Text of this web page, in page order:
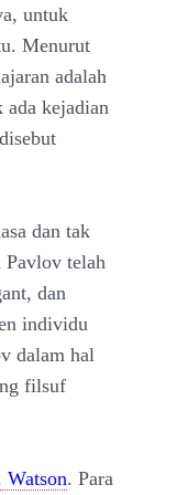
untuk
Menurut
adalah
ada kejadian
dan tak
Pavlov telah
dan
individu
dalam hal
filsuf
Watson. Para